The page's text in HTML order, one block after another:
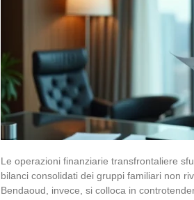
Le operazioni finanziarie transfrontaliere
bilanci consolidati dei gruppi familiari non
Bendaoud, invece, si colloca in